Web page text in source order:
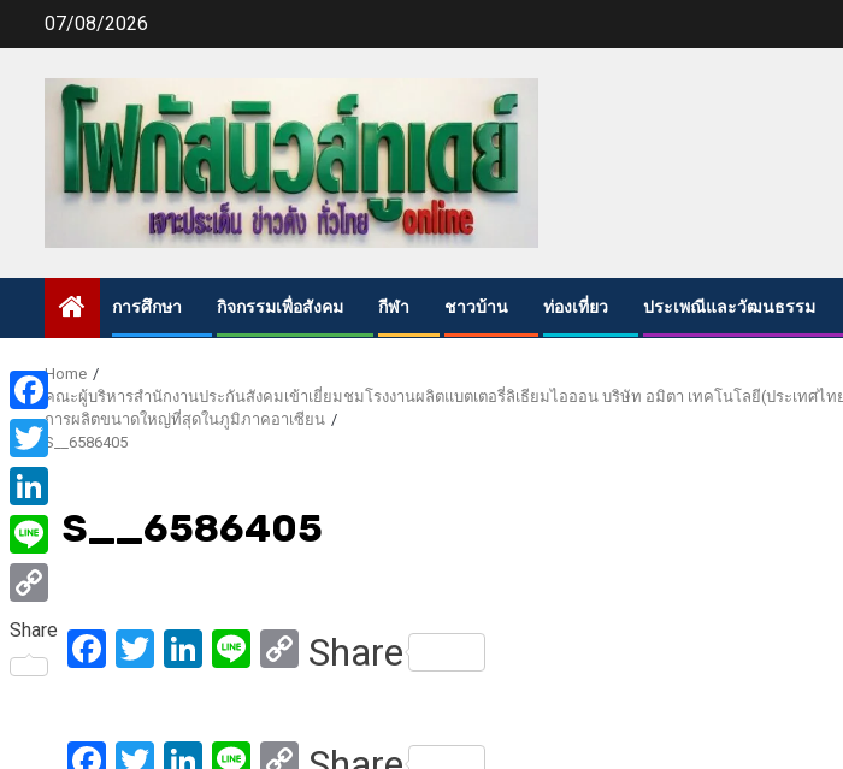
07/08/2026
การศึกษา กิจกรรมเพื่อสังคม กีฬา ชาวบ้าน ท่องเที่ยว ประเพณีและวัฒนธรรม
Home
คณะผู้บริหารสำนักงานประกันสังคมเข้าเยี่ยมชมโรงงานผลิตแบตเตอรี่ลิเธียมไอออน บริษัท อมิตา เทคโนโลยี(ประเท
การผลิตขนาดใหญ่ที่สุดในภูมิภาคอาเซียน
S__6586405
S__6586405
Facebook
Twitter
LinkedIn
LineCopy
Share
Facebook
Twitter
LinkedIn
Line
Copy
Link
Share